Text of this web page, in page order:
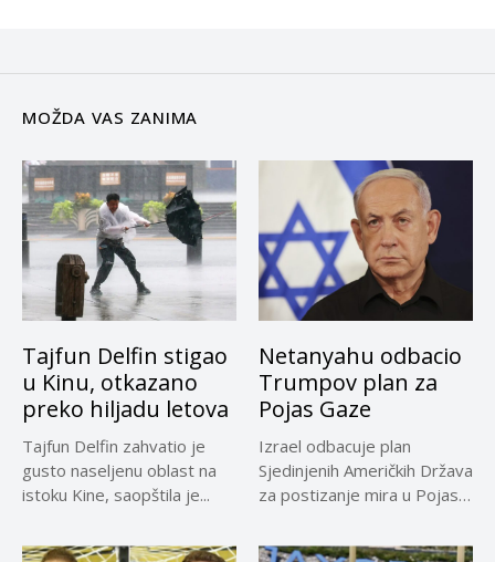
MOŽDA VAS ZANIMA
Tajfun Delfin stigao
u Kinu, otkazano
preko hiljadu letova
Tajfun Delfin zahvatio je
gusto naseljenu oblast na
istoku Kine, saopštila je...
Netanyahu odbacio
Trumpov plan za
Pojas Gaze
Izrael odbacuje plan
Sjedinjenih Američkih Država
za postizanje mira u Pojasu